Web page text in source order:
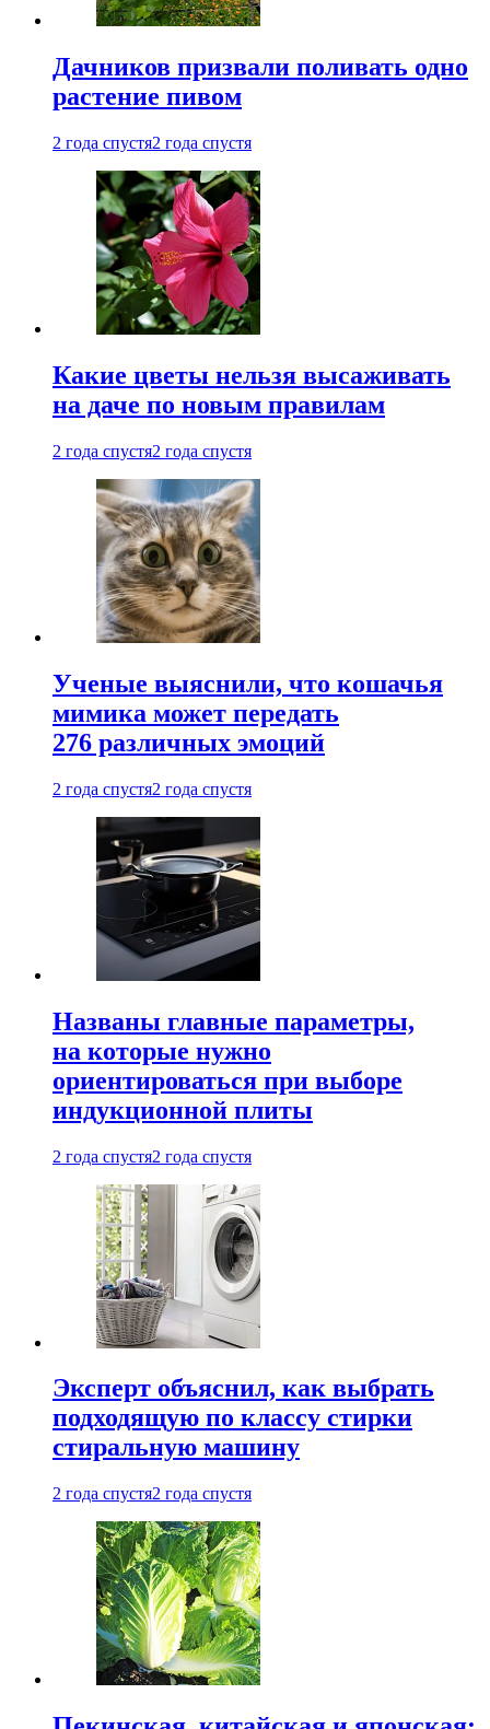
Дачников призвали поливать одно
растение пивом
2 года спустя2 года спустя
Какие цветы нельзя высаживать
на даче по новым правилам
2 года спустя2 года спустя
Ученые выяснили, что кошачья
мимика может передать
276 различных эмоций
2 года спустя2 года спустя
Названы главные параметры,
на которые нужно
ориентироваться при выборе
индукционной плиты
2 года спустя2 года спустя
Эксперт объяснил, как выбрать
подходящую по классу стирки
стиральную машину
2 года спустя2 года спустя